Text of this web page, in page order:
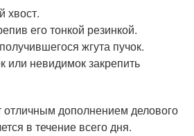
хвост.
его тонкой резинкой.
жгута пучок.
невидимок закрепить
отличным дополнением делового
в течение всего дня.